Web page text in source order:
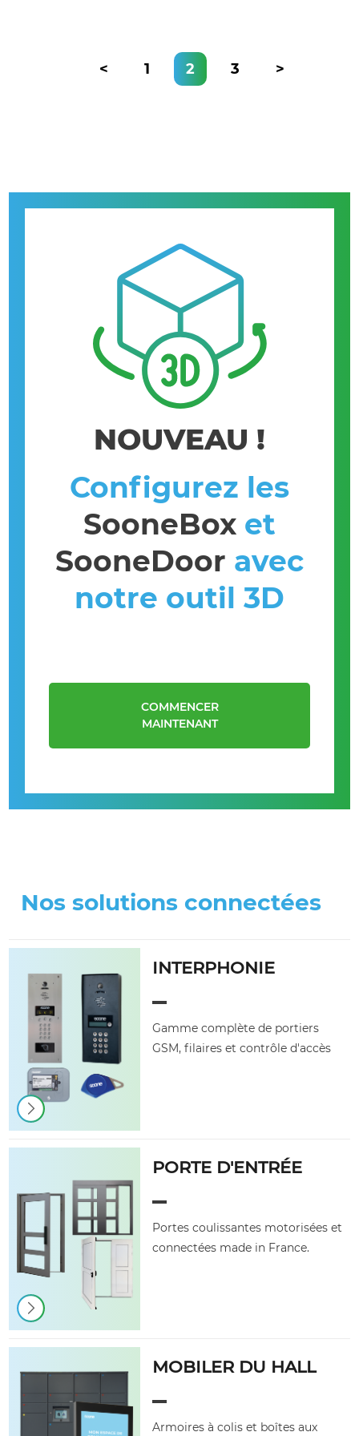
< 1 2 3 >
NOUVEAU !
Configurez les
SooneBox et
SooneDoor avec
notre outil 3D
COMMENCER
MAINTENANT
Nos solutions connectées
INTERPHONIE
Gamme complète de portiers
GSM, filaires et contrôle d'accès
MOBILER DU HALL
Armoires à colis et boîtes aux
PORTE D'ENTRÉE
Portes coulissantes motorisées et
connectées made in France.